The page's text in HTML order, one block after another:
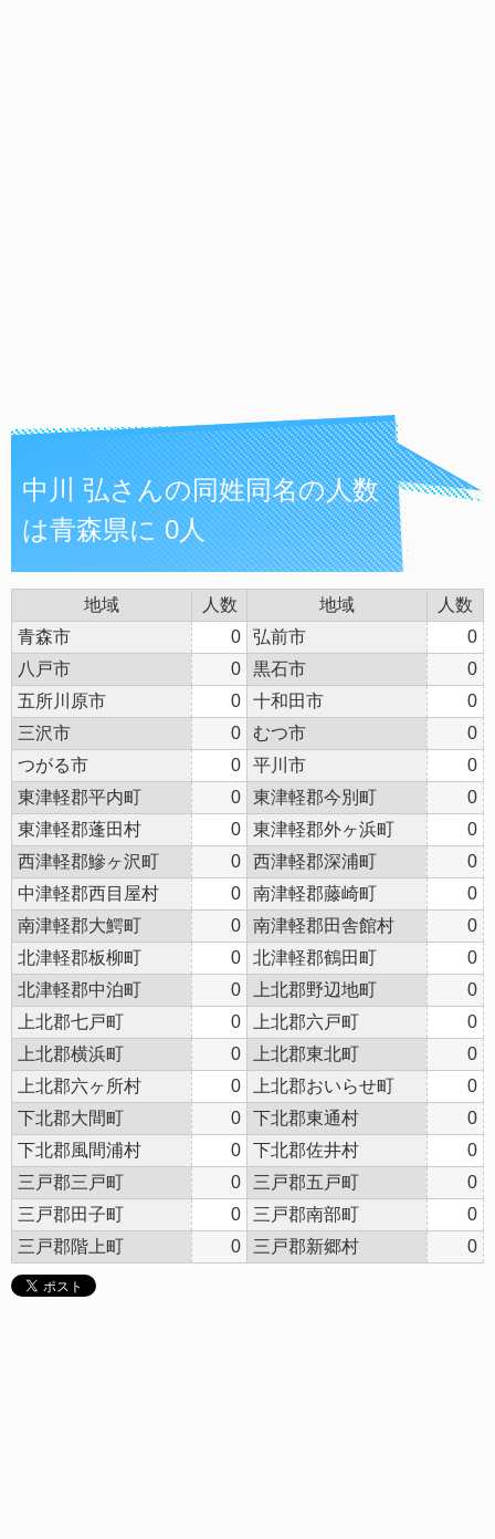
中川 弘さんの同姓同名の人数
は青森県に 0人
地域 人数 地域
人数
青森市
0 弘前市
0
八戸市
0 黒石市
0
五所川原市
0 十和田市
0
三沢市
0 むつ市
0
つがる市
0 平川市
0
東津軽郡平内町
0 東津軽郡今別町
0
東津軽郡蓬田村
0 東津軽郡外ヶ浜町
0
西津軽郡鰺ヶ沢町
0 西津軽郡深浦町
0
中津軽郡西目屋村
0 南津軽郡藤崎町
0
南津軽郡大鰐町
0 南津軽郡田舎館村
0
北津軽郡板柳町
0 北津軽郡鶴田町
0
北津軽郡中泊町
0 上北郡野辺地町
0
上北郡七戸町
0 上北郡六戸町
0
上北郡横浜町
0 上北郡東北町
0
上北郡六ヶ所村
0 上北郡おいらせ町
0
下北郡大間町
0 下北郡東通村
0
下北郡風間浦村
0 下北郡佐井村
0
三戸郡三戸町
0 三戸郡五戸町
0
三戸郡田子町
0 三戸郡南部町
0
三戸郡階上町
0 三戸郡新郷村 0